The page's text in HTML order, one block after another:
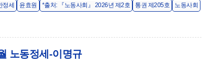
정세 윤효원 *출처: 『노동사회』 2026년 제2호 통권 제205호 노동사회
노동정세-이명규